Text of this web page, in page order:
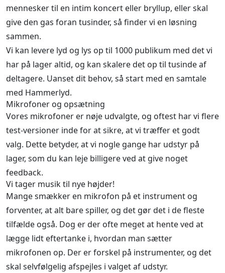
mennesker til en intim koncert eller bryllup, eller skal
give den gas foran tusinder, så finder vi en løsning
sammen.
Vi kan levere lyd og lys op til 1000 publikum med det vi
har på lager altid, og kan skalere det op til tusinde af
deltagere. Uanset dit behov, så start med en samtale
med Hammerlyd.
Mikrofoner og opsætning
Vores mikrofoner er nøje udvalgte, og oftest har vi flere
test-versioner inde for at sikre, at vi træffer et godt
valg. Dette betyder, at vi nogle gange har udstyr på
lager, som du kan leje billigere ved at give noget
feedback.
Vi tager musik til nye højder!
Mange smækker en mikrofon på et instrument og
forventer, at alt bare spiller, og det gør det i de fleste
tilfælde også. Dog er der ofte meget at hente ved at
lægge lidt eftertanke i, hvordan man sætter
mikrofonen op. Der er forskel på instrumenter, og det
skal selvfølgelig afspejles i valget af udstyr.